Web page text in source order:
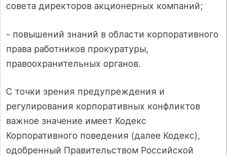
совета директоров акционерных компаний;
- повышений знаний в области корпоративного
права работников прокуратуры,
правоохранительных органов.
С точки зрения предупреждения и
регулирования корпоративных конфликтов
важное значение имеет Кодекс
Корпоративного поведения (далее Кодекс),
одобренный Правительством Российской